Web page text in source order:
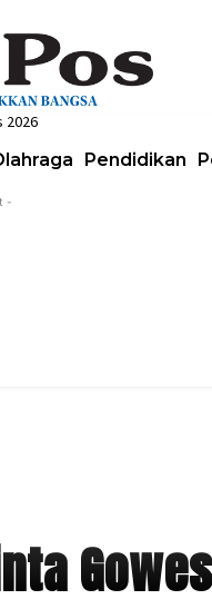
2026
Pendidikan
-
Gowes